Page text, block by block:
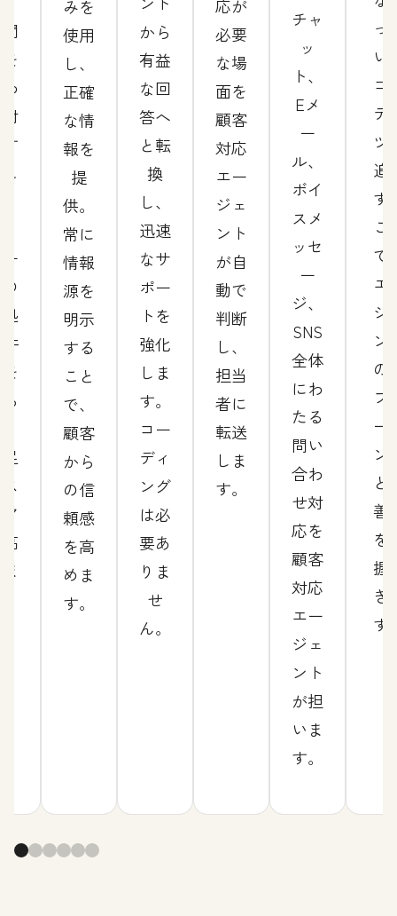
みを
使用
し、
正確
な情
報を
提
供。
常に
情報
源を
明示
する
こと
で、
顧客
から
の信
頼感
を高
めま
す。
から
有益
な回
答へ
と転
換
し、
迅速
なサ
ポー
トを
強化
しま
す。
コー
ディ
ング
は必
要あ
りま
せ
ん。
応が
必要
な場
面を
顧客
対応
エー
ジェ
ント
が自
動で
判断
し、
担当
者に
転送
しま
す。
チャ
ッ
ト、
Eメ
ー
ル、
ボイ
スメ
ッセ
ー
ジ、
SNS
全体
にわ
たる
問い
合わ
せ対
応を
顧客
対応
エー
ジェ
ント
が担
いま
す。
っ
い
コ
テ
ツ
追
す
こ
で
エ
ジ
ン
の
フ
ー
ン
と
善
を
握
き
す